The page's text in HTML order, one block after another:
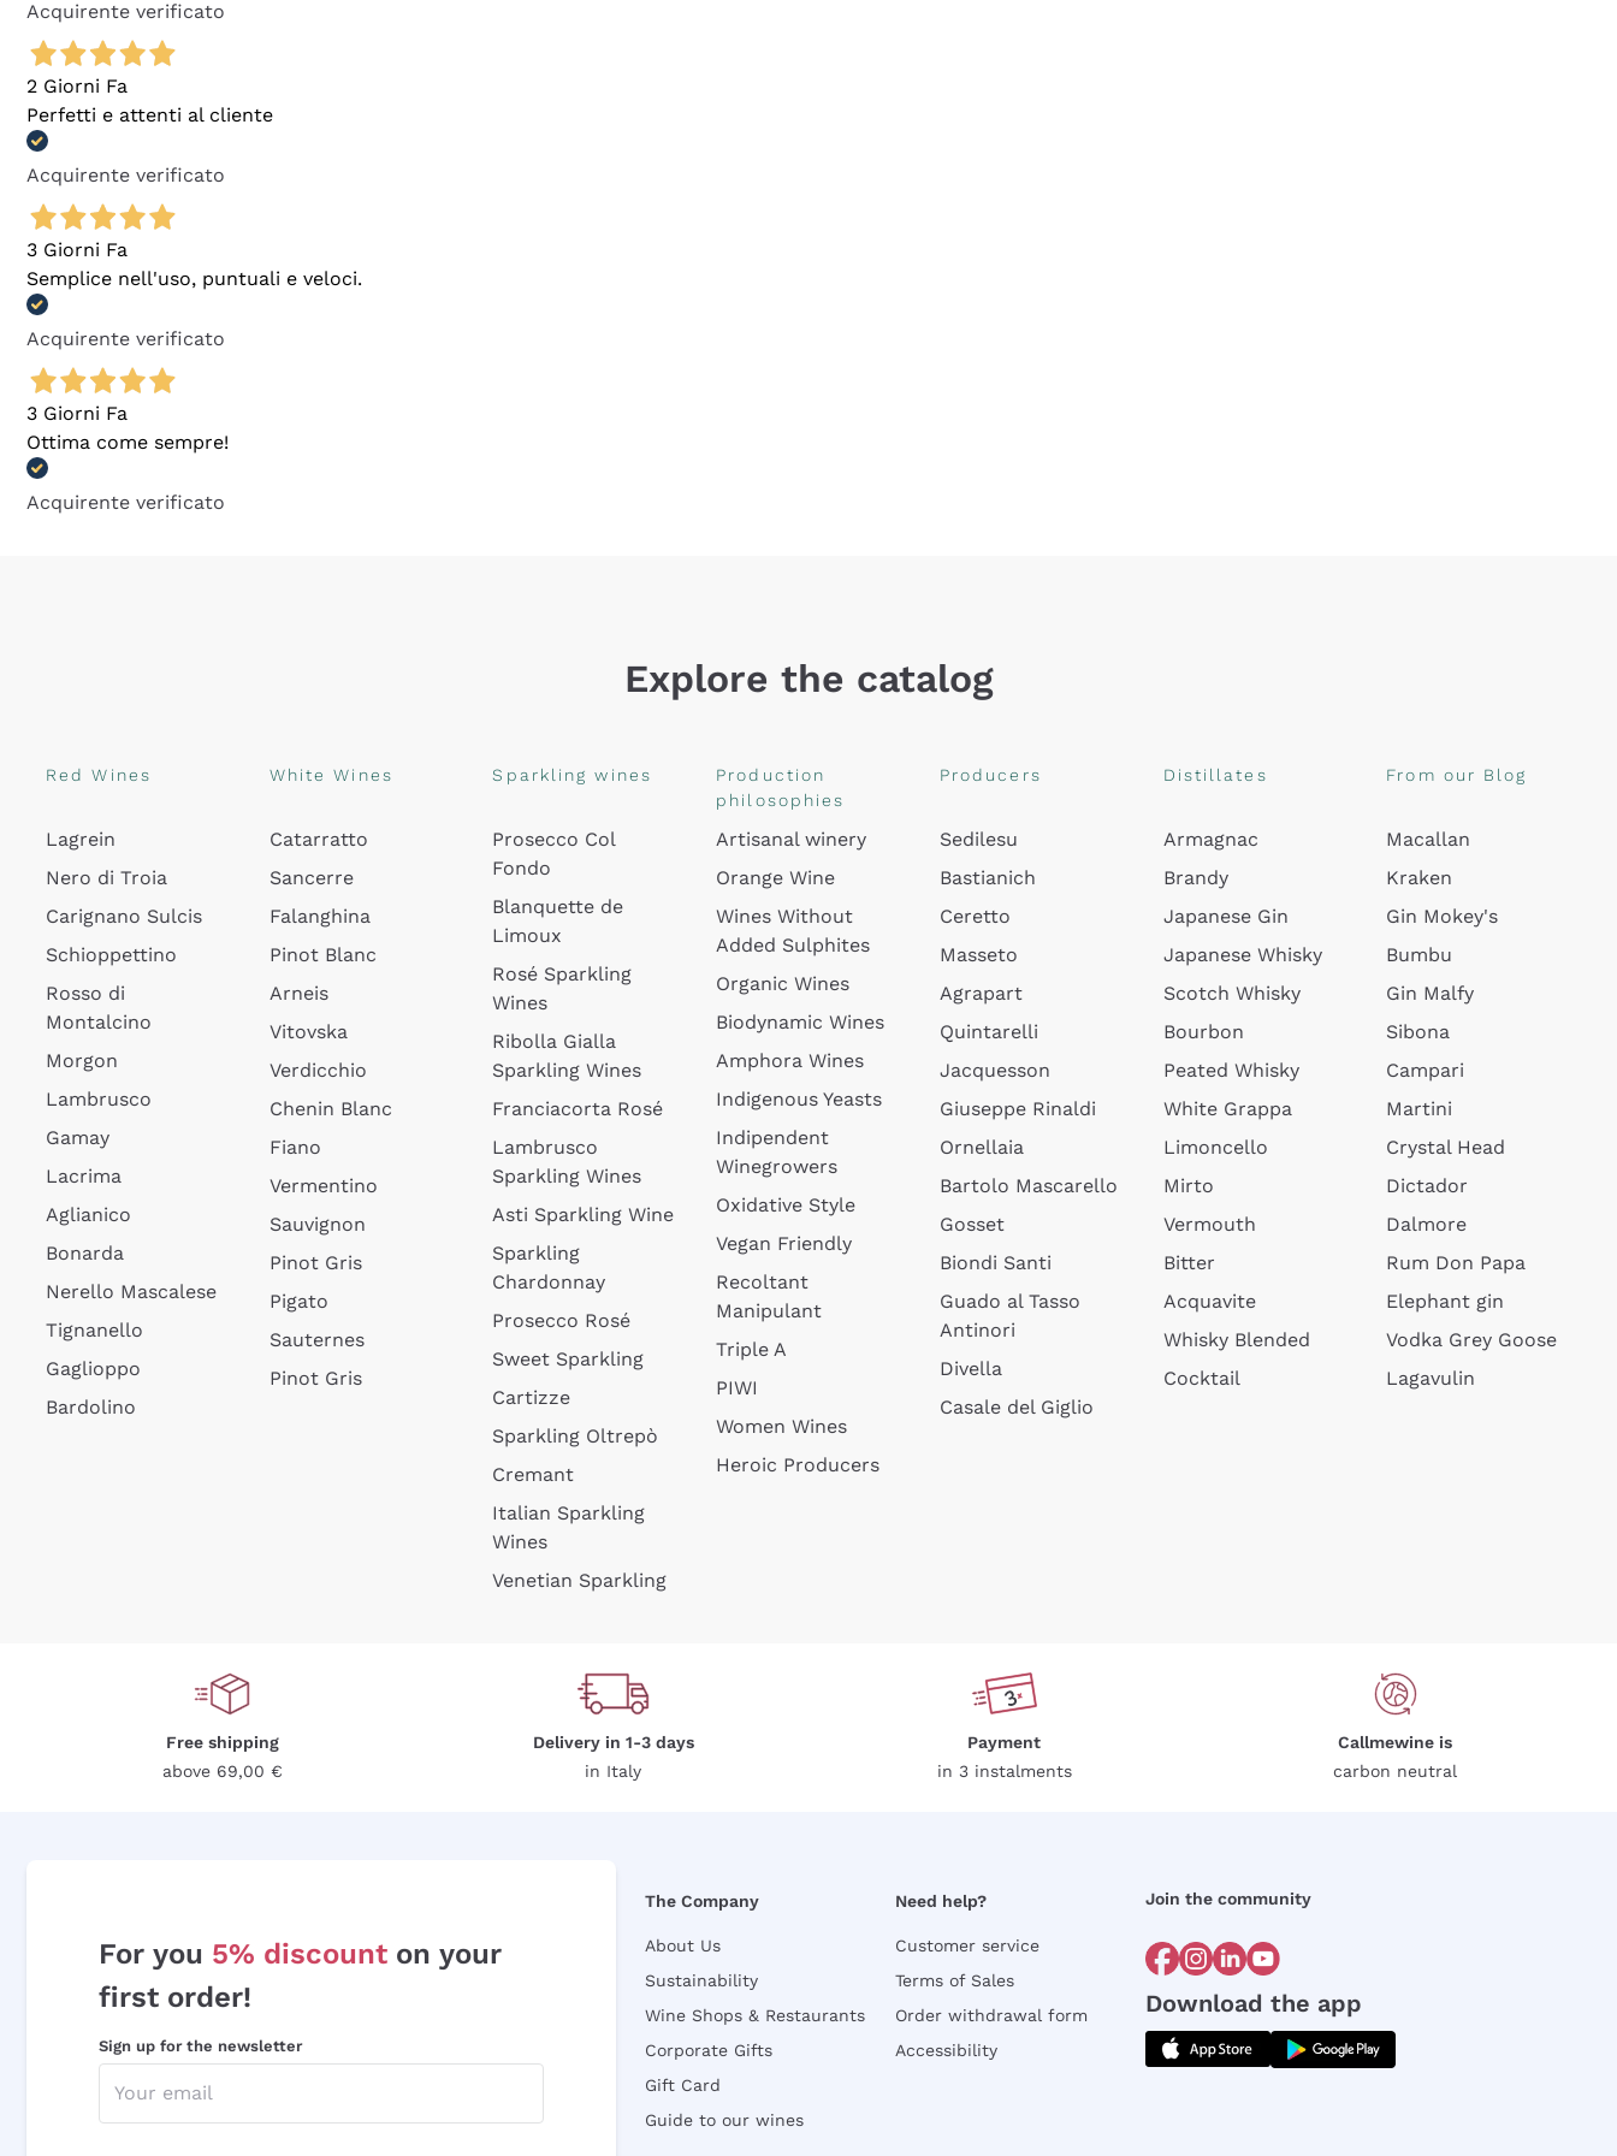
Acquirente verificato
2 Giorni Fa
Perfetti e attenti al cliente
Acquirente verificato
3 Giorni Fa
Semplice nell'uso, puntuali e veloci.
Acquirente verificato
3 Giorni Fa
Ottima come sempre!
Acquirente verificato
Explore the catalog
Red Wines
Lagrein
Nero di Troia
Carignano Sulcis
Schioppettino
Rosso di
Montalcino
Morgon
Lambrusco
Gamay
Lacrima
Aglianico
Bonarda
Nerello Mascalese
Tignanello
Gaglioppo
Bardolino
White Wines
Catarratto
Sancerre
Falanghina
Pinot Blanc
Arneis
Vitovska
Verdicchio
Chenin Blanc
Fiano
Vermentino
Sauvignon
Pinot Gris
Pigato
Sauternes
Pinot Gris
Sparkling wines
Prosecco Col
Fondo
Blanquette de
Limoux
Rosé Sparkling
Wines
Ribolla Gialla
Sparkling Wines
Franciacorta Rosé
Lambrusco
Sparkling Wines
Asti Sparkling Wine
Sparkling
Chardonnay
Prosecco Rosé
Sweet Sparkling
Cartizze
Sparkling Oltrepò
Cremant
Italian Sparkling
Wines
Venetian Sparkling
Production
philosophies
Artisanal winery
Orange Wine
Wines Without
Added Sulphites
Organic Wines
Biodynamic Wines
Amphora Wines
Indigenous Yeasts
Indipendent
Winegrowers
Oxidative Style
Vegan Friendly
Recoltant
Manipulant
Triple A
PIWI
Women Wines
Heroic Producers
Producers
Sedilesu
Bastianich
Ceretto
Masseto
Agrapart
Quintarelli
Jacquesson
Giuseppe Rinaldi
Ornellaia
Bartolo Mascarello
Gosset
Biondi Santi
Guado al Tasso
Antinori
Divella
Casale del Giglio
Distillates
Armagnac
Brandy
Japanese Gin
Japanese Whisky
Scotch Whisky
Bourbon
Peated Whisky
White Grappa
Limoncello
Mirto
Vermouth
Bitter
Acquavite
Whisky Blended
Cocktail
From our Blog
Macallan
Kraken
Gin Mokey's
Bumbu
Gin Malfy
Sibona
Campari
Martini
Crystal Head
Dictador
Dalmore
Rum Don Papa
Elephant gin
Vodka Grey Goose
Lagavulin
Free shipping
above 69,00 €
Delivery in 1-3 days
in Italy
Payment
in 3 instalments
Callmewine is
carbon neutral
For you 5% discount on your
first order!
Sign up for the newsletter
The Company
About Us
Sustainability
Wine Shops & Restaurants
Corporate Gifts
Gift Card
Guide to our wines
Need help?
Customer service
Terms of Sales
Order withdrawal form
Accessibility
Join the community
Download the app